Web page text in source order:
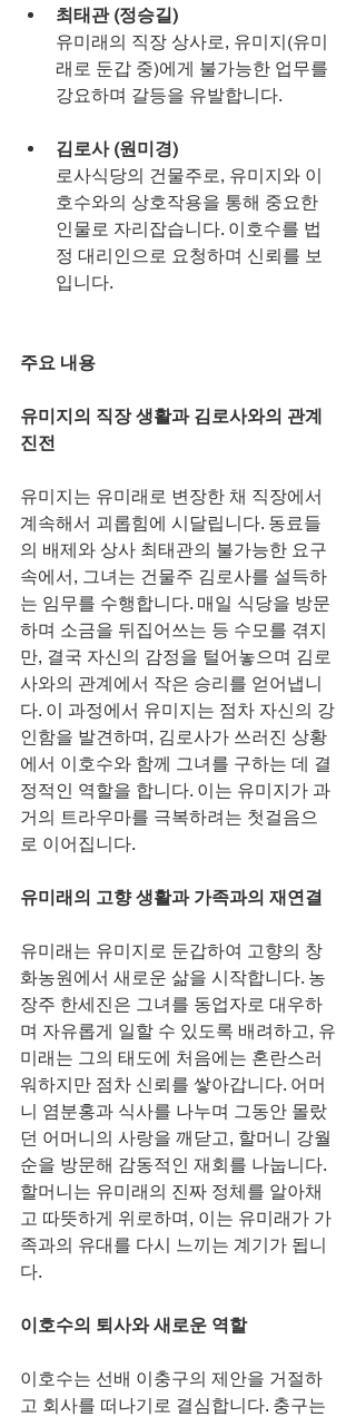
최태관 (정승길)
유미래의 직장 상사로, 유미지(유미
래로 둔갑 중)에게 불가능한 업무를
강요하며 갈등을 유발합니다.
김로사 (원미경)
로사식당의 건물주로, 유미지와 이
호수와의 상호작용을 통해 중요한
인물로 자리잡습니다. 이호수를 법
정 대리인으로 요청하며 신뢰를 보
입니다.
주요 내용
유미지의 직장 생활과 김로사와의 관계
진전
유미지는 유미래로 변장한 채 직장에서
계속해서 괴롭힘에 시달립니다. 동료들
의 배제와 상사 최태관의 불가능한 요구
속에서, 그녀는 건물주 김로사를 설득하
는 임무를 수행합니다. 매일 식당을 방문
하며 소금을 뒤집어쓰는 등 수모를 겪지
만, 결국 자신의 감정을 털어놓으며 김로
사와의 관계에서 작은 승리를 얻어냅니
다. 이 과정에서 유미지는 점차 자신의 강
인함을 발견하며, 김로사가 쓰러진 상황
에서 이호수와 함께 그녀를 구하는 데 결
정적인 역할을 합니다. 이는 유미지가 과
거의 트라우마를 극복하려는 첫걸음으
로 이어집니다.
유미래의 고향 생활과 가족과의 재연결
유미래는 유미지로 둔갑하여 고향의 창
화농원에서 새로운 삶을 시작합니다. 농
장주 한세진은 그녀를 동업자로 대우하
며 자유롭게 일할 수 있도록 배려하고, 유
미래는 그의 태도에 처음에는 혼란스러
워하지만 점차 신뢰를 쌓아갑니다. 어머
니 염분홍과 식사를 나누며 그동안 몰랐
던 어머니의 사랑을 깨닫고, 할머니 강월
순을 방문해 감동적인 재회를 나눕니다.
할머니는 유미래의 진짜 정체를 알아채
고 따뜻하게 위로하며, 이는 유미래가 가
족과의 유대를 다시 느끼는 계기가 됩니
다.
이호수의 퇴사와 새로운 역할
이호수는 선배 이충구의 제안을 거절하
고 회사를 떠나기로 결심합니다. 충구는